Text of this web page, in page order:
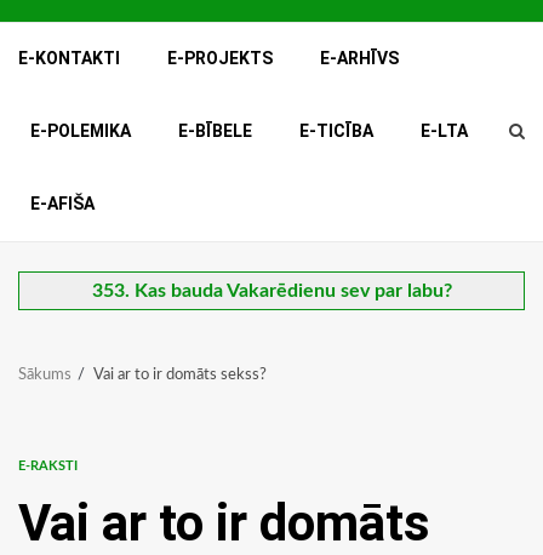
E-KONTAKTI E-PROJEKTS E-ARHĪVS
E-POLEMIKA E-BĪBELE E-TICĪBA E-LTA
E-AFIŠA
353. Kas bauda Vakarēdienu sev par labu?
Sākums Vai ar to ir domāts sekss?
E-RAKSTI
Vai ar to ir domāts